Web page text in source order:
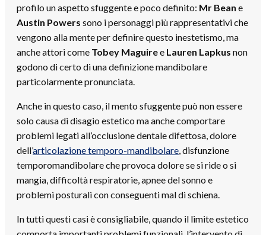
profilo un aspetto sfuggente e poco definito: Mr Bean e
Austin Powers sono i personaggi più rappresentativi che
vengono alla mente per definire questo inestetismo, ma
anche attori come Tobey Maguiree Lauren Lapkus non
godono di certo di una definizione mandibolare
particolarmente pronunciata.
Anche in questo caso, il mento sfuggente può non essere
solo causa di disagio estetico ma anche comportare
problemi legati all’occlusione dentale difettosa, dolore
dell’articolazione temporo-mandibolare, disfunzione
temporomandibolare che provoca dolore se si ride o si
mangia, difficoltà respiratorie, apnee del sonno e
problemi posturali con conseguenti mal di schiena.
In tutti questi casi è consigliabile, quando il limite estetico